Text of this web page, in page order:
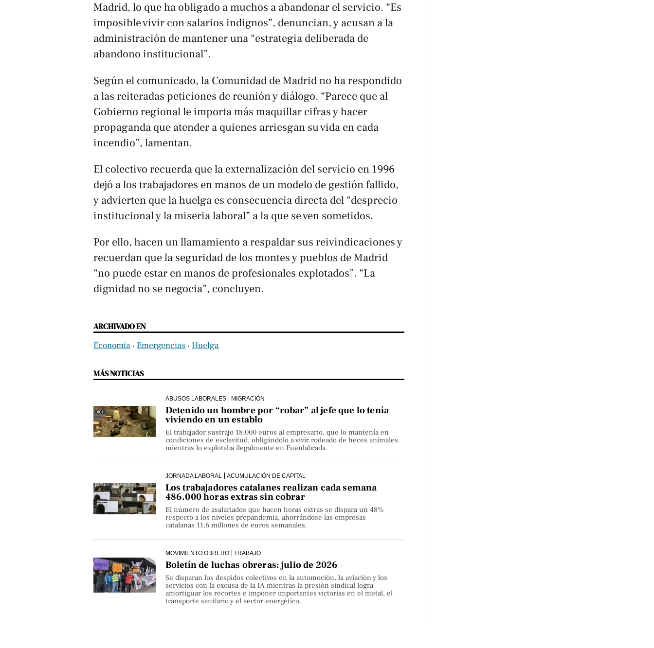
Madrid, lo que ha obligado a muchos a abandonar el servicio. “Es
imposible vivir con salarios indignos”, denuncian, y acusan a la
administración de mantener una “estrategia deliberada de
abandono institucional”.
Según el comunicado, la Comunidad de Madrid no ha respondido
a las reiteradas peticiones de reunión y diálogo. “Parece que al
Gobierno regional le importa más maquillar cifras y hacer
propaganda que atender a quienes arriesgan su vida en cada
incendio”, lamentan.
El colectivo recuerda que la externalización del servicio en 1996
dejó a los trabajadores en manos de un modelo de gestión fallido,
y advierten que la huelga es consecuencia directa del “desprecio
institucional y la miseria laboral” a la que se ven sometidos.
Por ello, hacen un llamamiento a respaldar sus reivindicaciones y
recuerdan que la seguridad de los montes y pueblos de Madrid
“no puede estar en manos de profesionales explotados”. “La
dignidad no se negocia”, concluyen.
ARCHIVADO EN
Economía ‧ Emergencias ‧ Huelga
MÁS NOTICIAS
ABUSOS LABORALES MIGRACIÓN
Detenido un hombre por “robar” al jefe que lo tenía
viviendo en un establo
El trabajador sustrajo 18.000 euros al empresario, que lo mantenía en
condiciones de esclavitud, obligándolo a vivir rodeado de heces animales
mientras lo explotaba ilegalmente en Fuenlabrada.
JORNADA LABORAL ACUMULACIÓN DE CAPITAL
Los trabajadores catalanes realizan cada semana
486.000 horas extras sin cobrar
El número de asalariados que hacen horas extras se dispara un 48%
respecto a los niveles prepandemia, ahorrándose las empresas
catalanas 11,6 millones de euros semanales.
MOVIMIENTO OBRERO TRABAJO
Boletín de luchas obreras: julio de 2026
Se disparan los despidos colectivos en la automoción, la aviación y los
servicios con la excusa de la IA mientras la presión sindical logra
amortiguar los recortes e imponer importantes victorias en el metal, el
transporte sanitario y el sector energético.